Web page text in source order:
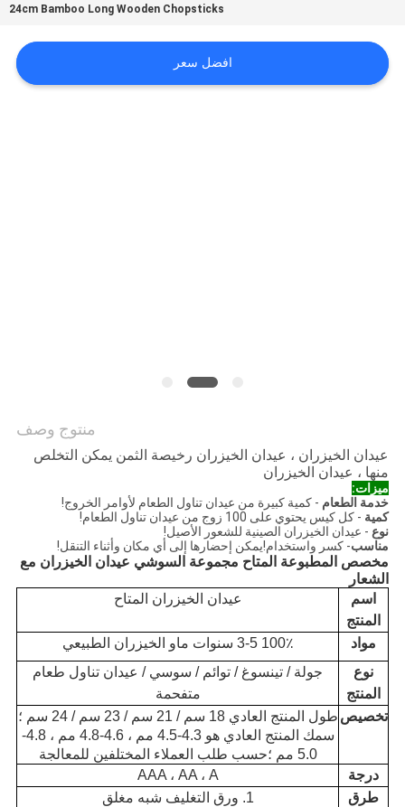
PRIVACY
24cm Bamboo Long Wooden Chopsticks
افضل سعر
منتوج وصف
عيدان الخيزران ، عيدان الخيزران رخيصة الثمن يمكن التخلص
منها ، عيدان الخيزران
ميزات:
خدمة الطعام - كمية كبيرة من عيدان تناول الطعام لأوامر الخروج!
كمية - كل كيس يحتوي على 100 زوج من عيدان تناول الطعام!
نوع - عيدان الخيزران الصينية للشعور الأصيل!
مناسب- كسر واستخدام!يمكن إحضارها إلى أي مكان وأثناء التنقل!
مخصص المطبوعة المتاح مجموعة السوشي عيدان الخيزران مع
الشعار
اسم
المنتج
عيدان الخيزران المتاح
مواد
100٪ 3-5 سنوات ماو الخيزران الطبيعي
نوع
المنتج
جولة / تينسوغ / توائم / سوسي / عيدان تناول طعام
متفحمة
تخصيص
طول المنتج العادي 18 سم / 21 سم / 23 سم / 24 سم ؛
سمك المنتج العادي هو 4.3-4.5 مم ، 4.6-4.8 مم ، 4.8-
5.0 مم ؛حسب طلب العملاء المختلفين للمعالجة
درجة
AAA ، AA ، A
طرق
1. ورق التغليف شبه مغلق